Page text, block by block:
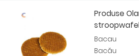
Produse
Bacau
Bacău